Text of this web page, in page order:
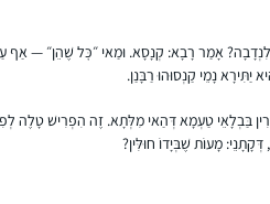
אָמַר רָבָא: קְנָסָא. וּמַאי ״כׇּל שֶׁהֵן״ — אַף
נָמֵי קַנְסוּהוּ רַבָּנַן.
בַּבְלָאֵי טַעְמָא דְּהַאי מִלְּתָא. זֶה הִפְרִישׁ טָלֶה
מָעוֹת שֶׁבְּיָדוֹ חוּלִּין?
ללמוד דף יומי. עד אז למדתי גמרא
ועשיתי כמה סיומים. אבל לימוד